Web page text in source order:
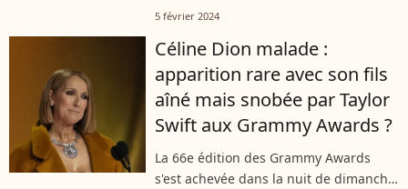
Awards ce dimanche 4 février à Los
remporté pour la quatrième fois le prix
de...
5 février 2024
Céline Dion malade :
apparition rare avec son fils
aîné mais snobée par Taylor
Swift aux Grammy Awards ?
La 66e édition des Grammy Awards
s'est achevée dans la nuit de dimanche